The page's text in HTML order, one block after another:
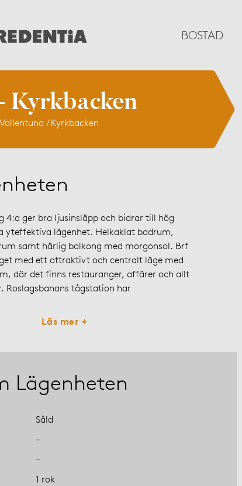
BOSTAD
Kyrkbacken
/ Kyrkbacken
4:a ger bra ljusinsläpp och bidrar till hög
yteffektiva lägenhet. Helkaklat badrum,
samt härlig balkong med morgonsol. Brf
med ett attraktivt och centralt läge med
där det finns restauranger, affärer och allt
Roslagsbanans tågstation har
Läs mer +
Lägenheten
Såld
–
–
1 rok